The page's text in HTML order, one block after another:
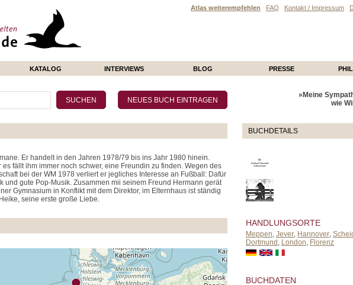
Atlas weiterempfehlen FAQ Kontakt / Impressum
KATALOG INTERVIEWS BLOG PRESSE
Er handelt in den Jahren 1978/79 bis ins Jahr 1980 hinein.
fällt ihm immer noch schwer, eine Freundin zu finden. Wegen des
bei der WM 1978 verliert er jegliches Interesse an Fußball: Dafür
und gute Pop-Musik. Zusammen mii seinem Freund Hermann gerät
Gymnasium in Konflikt mit dem Direktor, im Elternhaus ist ständig
seine erste große Liebe.
»Meine
wie
BUCHDETAILS
HANDLUNGSORTE
Meppen Jever Hannover
Dortmund London Florenz
BUCHDATEN